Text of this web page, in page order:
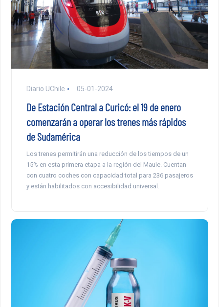
Diario UChile 05-01-2024
De Estación Central a Curicó: el 19 de enero
comenzarán a operar los trenes más rápidos
de Sudamérica
Los trenes permitirán una reducción de los tiempos de un
15% en esta primera etapa a la región del Maule. Cuentan
con cuatro coches con capacidad total para 236 pasajeros
y están habilitados con accesibilidad universal.